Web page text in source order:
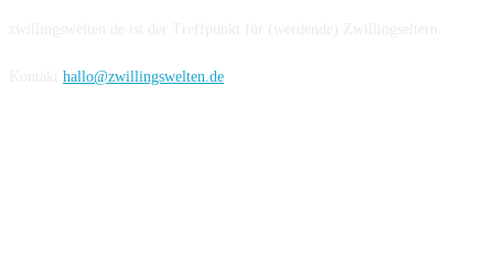
hallo@zwillingswelten.de